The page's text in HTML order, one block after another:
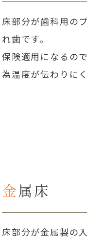
床部分が歯科用の
れ歯です。
保険適用になるの
為温度が伝わりに
金属床
床部分が金属製の